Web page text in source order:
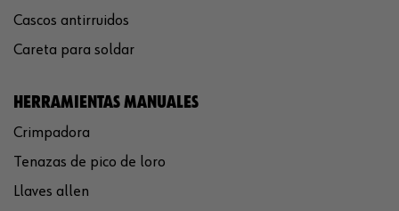
Cascos antirruidos
Careta para soldar
HERRAMIENTAS MANUALES
Crimpadora
Tenazas de pico de loro
Llaves allen